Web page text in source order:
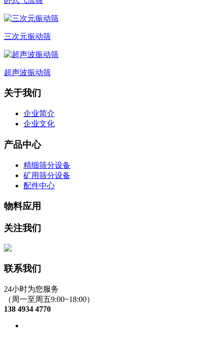
三次元振动筛
超声波振动筛
关于我们
企业简介
企业文化
产品中心
精细筛分设备
矿用筛分设备
配件中心
物料应用
关注我们
联系我们
24小时为您服务
（周一至周五9:00~18:00）
138 4934 4770